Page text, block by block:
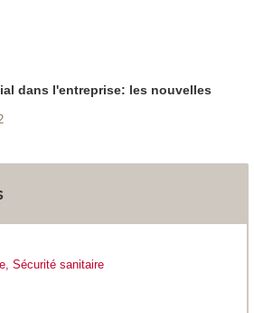
dans l'entreprise: les nouvelles
Sécurité sanitaire